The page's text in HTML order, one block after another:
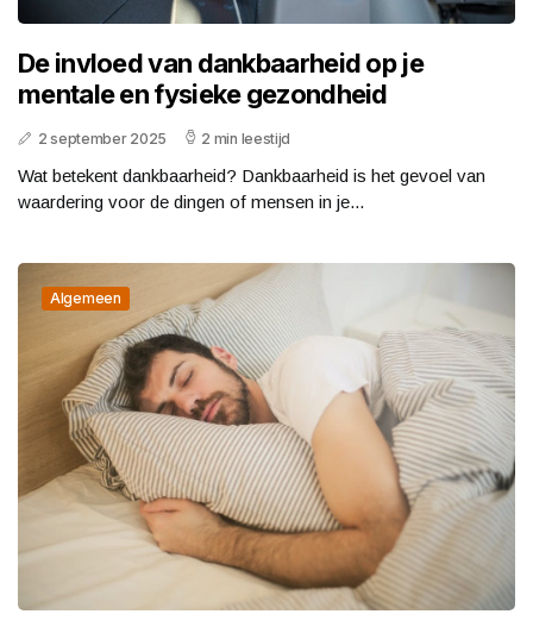
De invloed van dankbaarheid op je
mentale en fysieke gezondheid
2 september 2025 2 min leestijd
Wat betekent dankbaarheid? Dankbaarheid is het gevoel van
waardering voor de dingen of mensen in je...
Algemeen